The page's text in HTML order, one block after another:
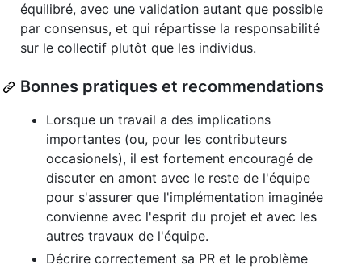
équilibré, avec une validation autant que possible
par consensus, et qui répartisse la responsabilité
sur le collectif plutôt que les individus.
Bonnes pratiques et recommendations
Lorsque un travail a des implications
importantes (ou, pour les contributeurs
occasionels), il est fortement encouragé de
discuter en amont avec le reste de l'équipe
pour s'assurer que l'implémentation imaginée
convienne avec l'esprit du projet et avec les
autres travaux de l'équipe.
Décrire correctement sa PR et le problème